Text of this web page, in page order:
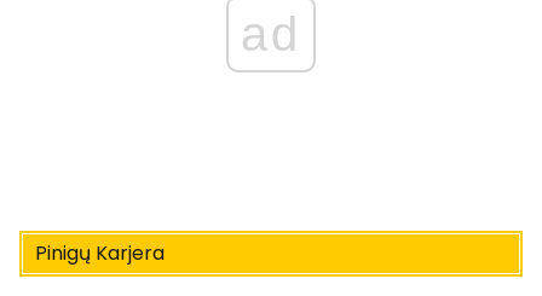
ad
Pinigų Karjera